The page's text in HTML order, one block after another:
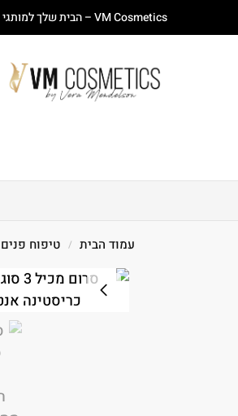
VM Cosmetics – הבית שלך למותגי קוסמטיקה מובילים
עמוד הבית / טיפוח פנים